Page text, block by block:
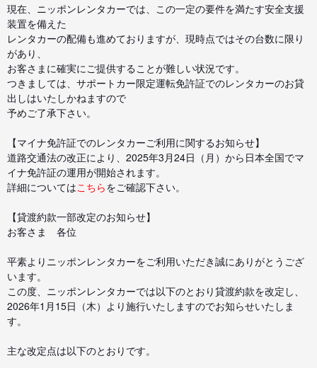
現在、ニッポンレンタカーでは、この一定の要件を満たす安全支援
装置を備えた
レンタカーの配備も進めておりますが、現時点ではその台数に限り
があり、
お客さまに確実にご提供することが難しい状況です。
つきましては、サポートカー限定運転免許証でのレンタカーのお貸
出しはいたしかねますので
予めご了承下さい。
【マイナ免許証でのレンタカーご利用に関するお知らせ】
道路交通法の改正により、2025年3月24日（月）から日本全国でマ
イナ免許証の運用が開始されます。
詳細についてはこちらをご確認下さい。
【貸渡約款一部改定のお知らせ】
お客さま 各位
平素よりニッポンレンタカーをご利用いただき誠にありがとうござ
います。
この度、ニッポンレンタカーでは以下のとおり貸渡約款を改定し、
2026年1月15日（木）より施行いたしますのでお知らせいたしま
す。
主な改定点は以下のとおりです。